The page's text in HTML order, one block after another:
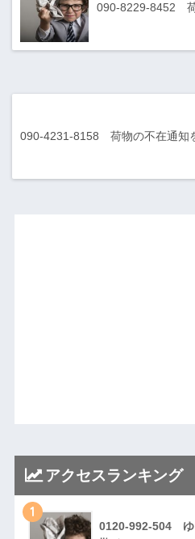
090-8229-8452
090-4231-8158 荷物の不在通知
アクセスランキング
1
0120-992-504 ゆ